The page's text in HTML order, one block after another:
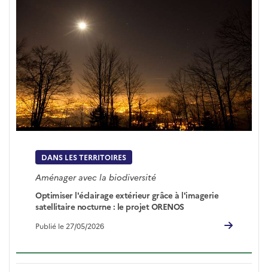
DANS LES TERRITOIRES
Aménager avec la biodiversité
Optimiser l'éclairage extérieur grâce à l'imagerie
satellitaire nocturne : le projet ORENOS
Publié le 27/05/2026